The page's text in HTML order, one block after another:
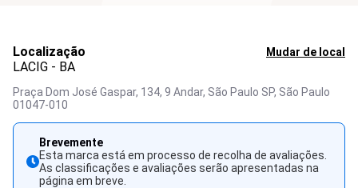
Localização Mudar de local
LACIG - BA
Praça Dom José Gaspar, 134, 9 Andar, São Paulo SP, São Paulo
01047-010
Brevemente
Esta marca está em processo de recolha de avaliações.
As classificações e avaliações serão apresentadas na
página em breve.